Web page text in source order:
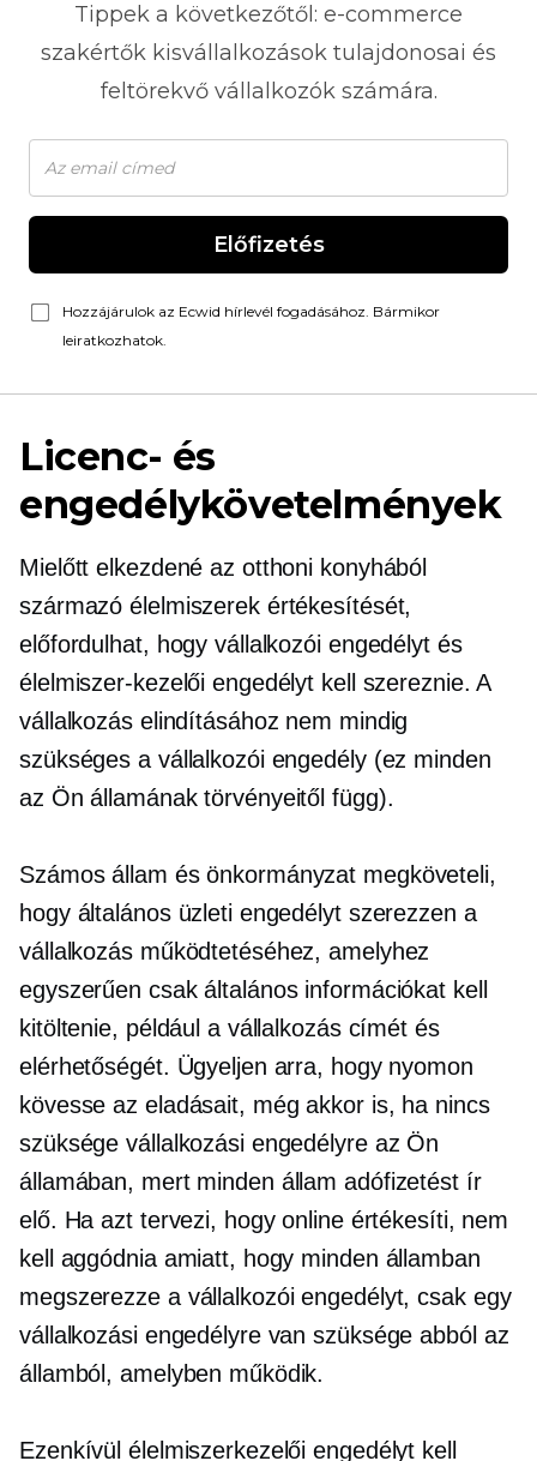
Tippek a következőtől: e-commerce
szakértők kisvállalkozások tulajdonosai és
feltörekvő vállalkozók számára.
Előfizetés
Hozzájárulok az Ecwid hírlevél fogadásához. Bármikor
leiratkozhatok.
Licenc- és
engedélykövetelmények
Mielőtt elkezdené az otthoni konyhából
származó élelmiszerek értékesítését,
előfordulhat, hogy vállalkozói engedélyt és
élelmiszer-kezelői engedélyt kell szereznie. A
vállalkozás elindításához nem mindig
szükséges a vállalkozói engedély (ez minden
az Ön államának törvényeitől függ).
Számos állam és önkormányzat megköveteli,
hogy általános üzleti engedélyt szerezzen a
vállalkozás működtetéséhez, amelyhez
egyszerűen csak általános információkat kell
kitöltenie, például a vállalkozás címét és
elérhetőségét. Ügyeljen arra, hogy nyomon
kövesse az eladásait, még akkor is, ha nincs
szüksége vállalkozási engedélyre az Ön
államában, mert minden állam adófizetést ír
elő. Ha azt tervezi, hogy online értékesíti, nem
kell aggódnia amiatt, hogy minden államban
megszerezze a vállalkozói engedélyt, csak egy
vállalkozási engedélyre van szüksége abból az
államból, amelyben működik.
Ezenkívül élelmiszerkezelői engedélyt kell